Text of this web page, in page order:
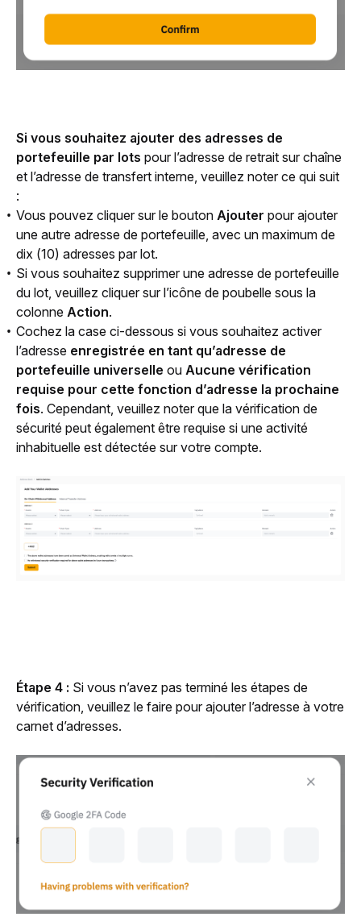
Si vous souhaitez ajouter des adresses de
portefeuille par lots pour l’adresse de retrait sur chaîne
et l’adresse de transfert interne, veuillez noter ce qui suit
:
Vous pouvez cliquer sur le bouton Ajouter pour ajouter
une autre adresse de portefeuille, avec un maximum de
dix (10) adresses par lot.
Si vous souhaitez supprimer une adresse de portefeuille
du lot, veuillez cliquer sur l’icône de poubelle sous la
colonne Action.
Cochez la case ci-dessous si vous souhaitez activer
l’adresse enregistrée en tant qu’adresse de
portefeuille universelle ou Aucune vérification
requise pour cette fonction d’adresse la prochaine
fois. Cependant, veuillez noter que la vérification de
sécurité peut également être requise si une activité
inhabituelle est détectée sur votre compte.
Étape 4 : Si vous n’avez pas terminé les étapes de
vérification, veuillez le faire pour ajouter l’adresse à votre
carnet d’adresses.